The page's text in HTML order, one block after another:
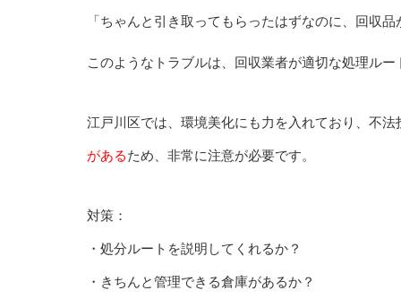
「ちゃんと引き取ってもらったはずなのに、回収品
このようなトラブルは、回収業者が適切な処理ルー
江戸川区では、環境美化にも力を入れており、不法
があるため、非常に注意が必要です。
対策：
・処分ルートを説明してくれるか？
・きちんと管理できる倉庫があるか？